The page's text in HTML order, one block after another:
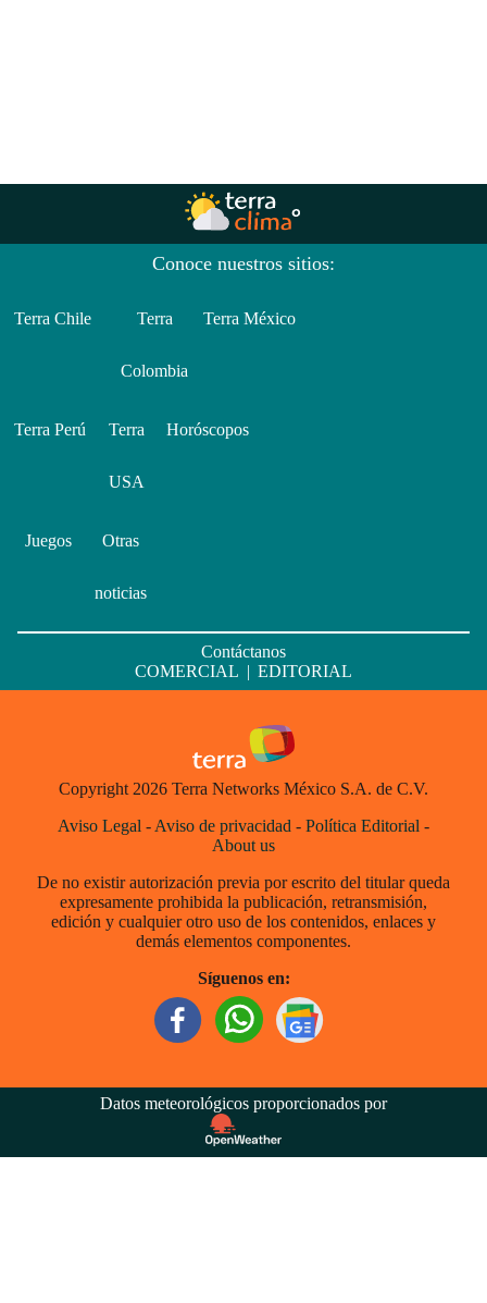
Conoce nuestros sitios:
Terra Chile Terra
Colombia
Terra México
Terra Perú Terra
USA
Horóscopos
Juegos Otras
noticias
Contáctanos
COMERCIAL | EDITORIAL
Copyright 2026 Terra Networks México S.A. de C.V.
Aviso Legal - Aviso de privacidad - Política Editorial -
About us
De no existir autorización previa por escrito del titular queda
expresamente prohibida la publicación, retransmisión,
edición y cualquier otro uso de los contenidos, enlaces y
demás elementos componentes.
Síguenos en:
Datos meteorológicos proporcionados por